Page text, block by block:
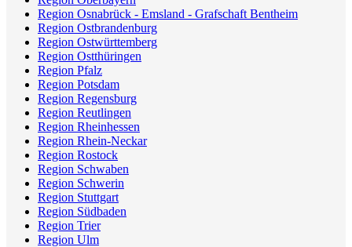
Region Osnabrück - Emsland - Grafschaft Bentheim
Region Ostbrandenburg
Region Ostwürttemberg
Region Ostthüringen
Region Pfalz
Region Potsdam
Region Regensburg
Region Reutlingen
Region Rheinhessen
Region Rhein-Neckar
Region Rostock
Region Schwaben
Region Schwerin
Region Stuttgart
Region Südbaden
Region Trier
Region Ulm